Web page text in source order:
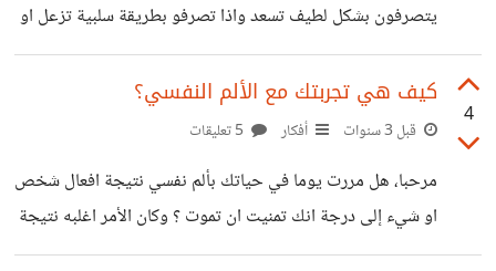
يتصرفون بشكل لطيف تسعد واذا تصرفو بطريقة سلبية تزعل او
تغضب... ماذا تصف ذلك وكيف يمكن علاجه ؟؟ وبالمختصر كيف
تمنع الاشياء من التاثير عليك تطبيقا لمقولة "السفينة لايغرقها
ااماء الذي حولها، بل الذي يدخل اليها"
4
كيف هي تجربتك مع الألم النفسي؟
قبل 3 سنوات أفكار
مرحبا، هل مررت يوما في حياتك بألم نفسي نتيجة افعال شخص
او شيء إلى درجة انك تمنيت ان تموت ؟ وكان الأمر اغلبه نتيجة
تفكير وتحليلات للموقف فقط؟ هل تأييد فكرة جلال الدين